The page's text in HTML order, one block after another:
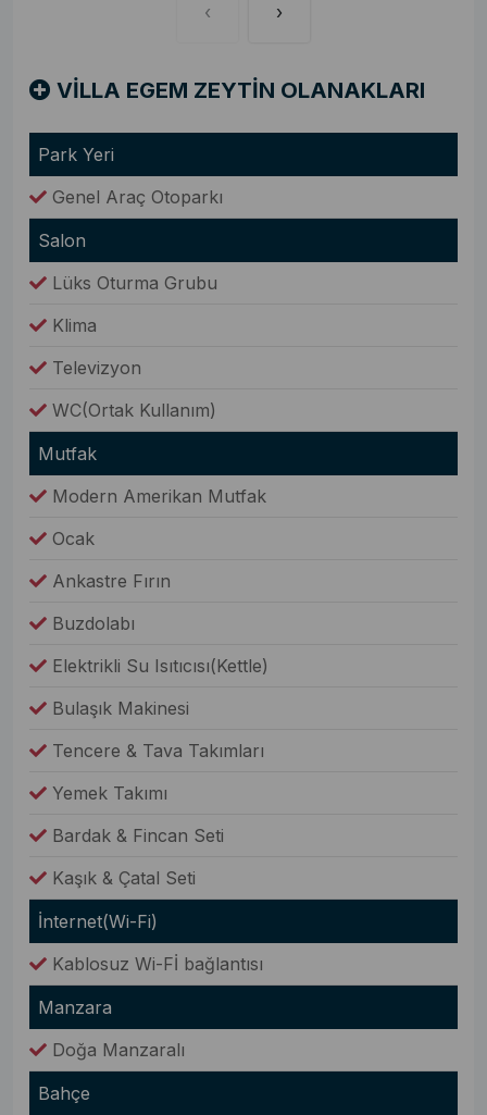
‹ ›
VİLLA EGEM ZEYTİN OLANAKLARI
Park Yeri
Genel Araç Otoparkı
Salon
Lüks Oturma Grubu
Klima
Televizyon
WC(Ortak Kullanım)
Mutfak
Modern Amerikan Mutfak
Ocak
Ankastre Fırın
Buzdolabı
Elektrikli Su Isıtıcısı(Kettle)
Bulaşık Makinesi
Tencere & Tava Takımları
Yemek Takımı
Bardak & Fincan Seti
Kaşık & Çatal Seti
İnternet(Wi-Fi)
Kablosuz Wi-Fİ bağlantısı
Manzara
Doğa Manzaralı
Bahçe